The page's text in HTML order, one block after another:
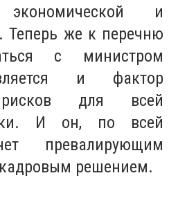
и
Теперь же к перечню
с министром
и фактор
рисков для всей
И он, по всей
превалирующим
решением.